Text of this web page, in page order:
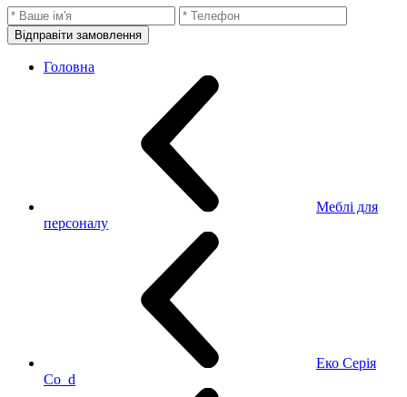
Відправіти замовлення
Головна
Меблі для
персоналу
Еко Серія
Co_d